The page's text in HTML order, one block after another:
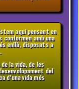
aquí pensant en
conformen amb una
enllà, disposats a
la vida, de les
del
d’una vida més